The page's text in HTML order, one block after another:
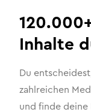
Inhalte
Du
zahlreichen
und finde deine